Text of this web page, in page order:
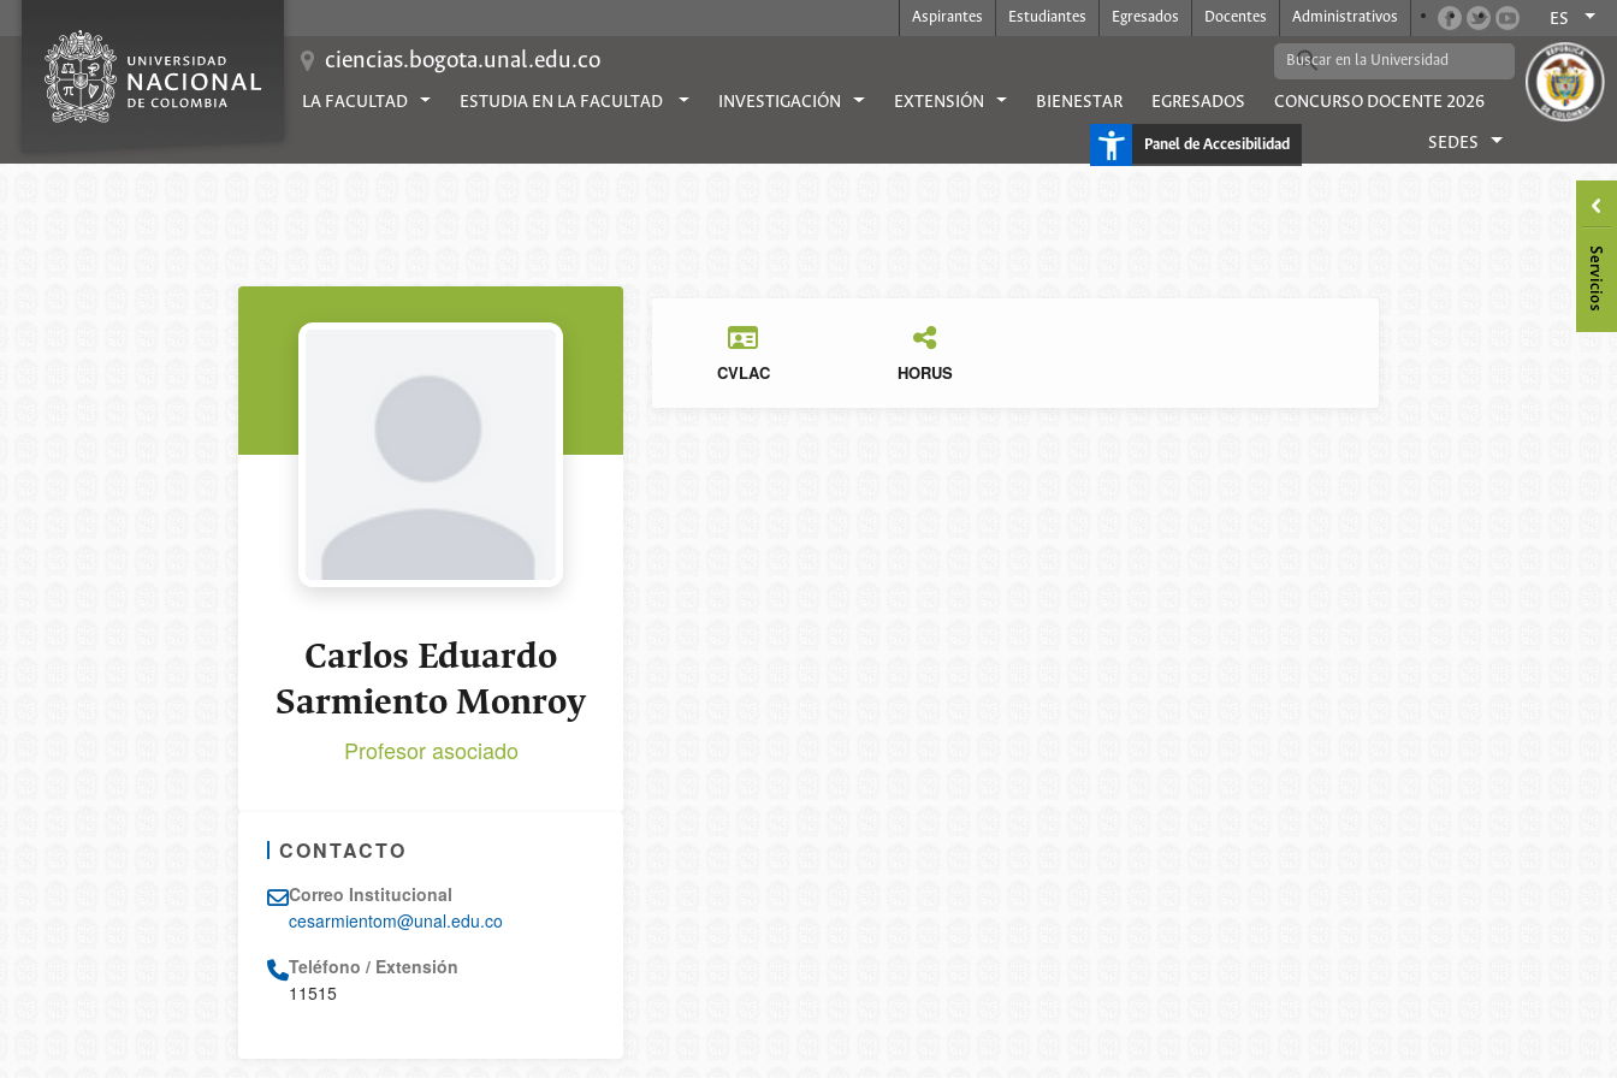
contenido
Aspirantes Estudiantes Egresados Docentes Administrativos ES
ciencias.bogota.unal.edu.co
LA FACULTAD ESTUDIA EN LA FACULTAD INVESTIGACIÓN EXTENSIÓN BIENESTAR EGRESADOS CONCURSO DOCENTE 2026
SEDES
Panel de Accesibilidad
Carlos Eduardo
Sarmiento Monroy
Profesor asociado
CONTACTO
Correo Institucional
cesarmientom@unal.edu.co
Teléfono / Extensión
11515
CVLAC HORUS